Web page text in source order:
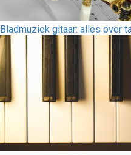
Bladmuziek gitaar: alles over